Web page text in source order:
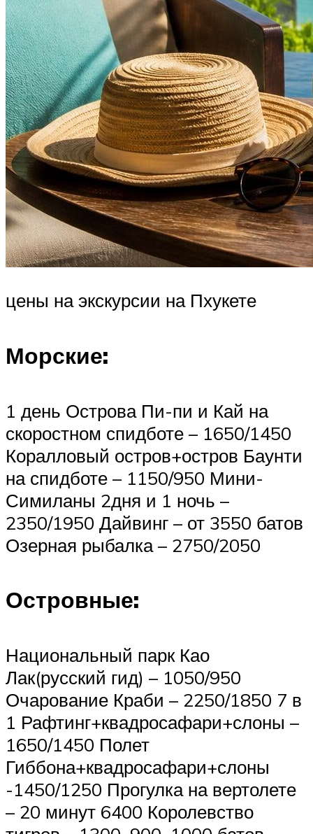
цены на экскурсии на Пхукете
Морские:
1 день Острова Пи-пи и Кай на
скоростном спидботе – 1650/1450
Коралловый остров+остров Баунти
на спидботе – 1150/950 Мини-
Симиланы 2дня и 1 ночь –
2350/1950 Дайвинг – от 3550 батов
Озерная рыбалка – 2750/2050
Островные:
Национальный парк Као
Лак(русский гид) – 1050/950
Очарование Краби – 2250/1850 7 в
1 Рафтинг+квадросафари+слоны –
1650/1450 Полет
Гиббона+квадросафари+слоны
-1450/1250 Прогулка на вертолете
– 20 минут 6400 Королевство